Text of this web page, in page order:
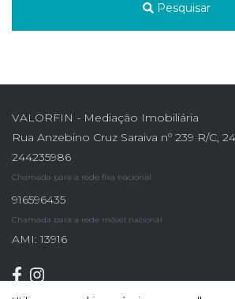
Pesquisar
VALORFIN - Mediação Imobiliária
Rua Anzebino Cruz Saraiva nº 239 R/C,
244235986
Chamada para a rede fixa nacional
916596435
Chamada para a rede móvel nacional
AMI: 13916